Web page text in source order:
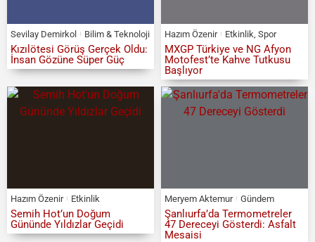
Sevilay Demirkol Bilim & Teknoloji
Kızılötesi Görüş Gerçek Oldu:
İnsan Gözüne Süper Güç
Hazım Özenir Etkinlik Spor
MXGP Türkiye ve NG Afyon
Motofest’te Kahve Tutkusu
Başlıyor
Hazım Özenir Etkinlik
Semih Hot’un Doğum
Gününde Yıldızlar Geçidi
Meryem Aktemur Gündem
Şanlıurfa’da Termometreler
47 Dereceyi Gösterdi: Asfalt
Mesaisi